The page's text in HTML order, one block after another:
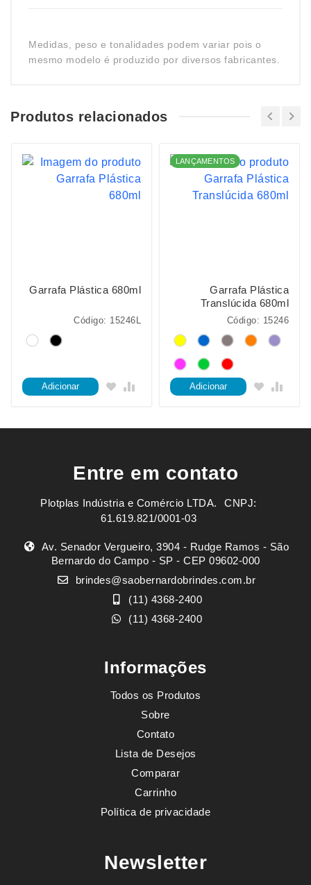
Medidas, peso e tonalidades podem variar pois o
mesmo modelo é produzido por diversos fabricantes.
Produtos relacionados
Garrafa Plástica 680ml
Código: 15246L
Adicionar
LANÇAMENTOS
Garrafa Plástica
Translúcida 680ml
Código: 15246
Adicionar
Entre em contato
Plotplas Indústria e Comércio LTDA. ㅤㅤㅤ CNPJ:
61.619.821/0001-03
Av. Senador Vergueiro, 3904 - Rudge Ramos - São
Bernardo do Campo - SP - CEP 09602-000
brindes@saobernardobrindes.com.br
(11) 4368-2400
(11) 4368-2400
Informações
Todos os Produtos
Sobre
Contato
Lista de Desejos
Comparar
Carrinho
Política de privacidade
Newsletter